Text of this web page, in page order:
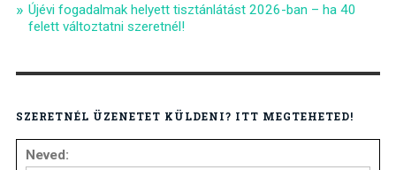
Újévi fogadalmak helyett tisztánlátást 2026-ban – ha 40
felett változtatni szeretnél!
SZERETNÉL ÜZENETET KÜLDENI? ITT MEGTEHETED!
Neved: